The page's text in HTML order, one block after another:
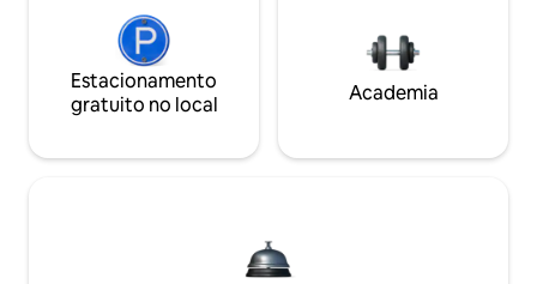
Estacionamento
gratuito no local
Academia